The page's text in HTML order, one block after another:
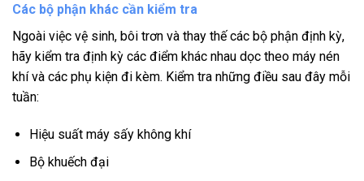
Các bộ phận khác cần kiểm tra
Ngoài việc vệ sinh, bôi trơn và thay thế các bộ phận định kỳ,
hãy kiểm tra định kỳ các điểm khác nhau dọc theo máy nén
khí và các phụ kiện đi kèm. Kiểm tra những điều sau đây mỗi
tuần:
Hiệu suất máy sấy không khí
Bộ khuếch đại